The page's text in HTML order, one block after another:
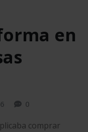
en
0
comprar